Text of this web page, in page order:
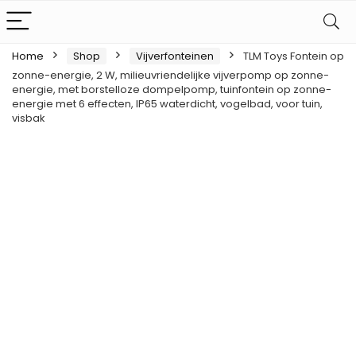
Home Shop Vijverfonteinen
TLM Toys Fontein op
zonne-energie, 2 W, milieuvriendelijke vijverpomp op zonne-
energie, met borstelloze dompelpomp, tuinfontein op zonne-
energie met 6 effecten, IP65 waterdicht, vogelbad, voor tuin,
visbak